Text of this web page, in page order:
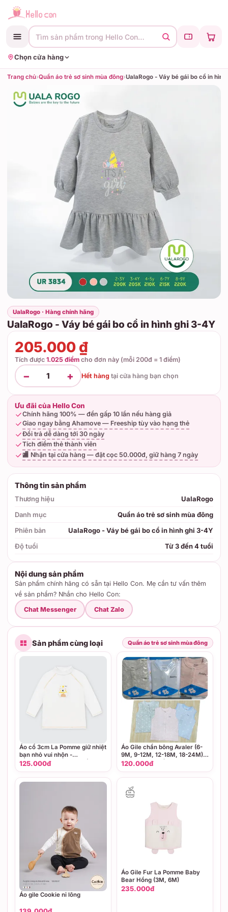
Tìm sản phẩm trong Hello Con…
Chọn cửa hàng
Trang chủ›Quần áo trẻ sơ sinh mùa đông›
UalaRogo · Hàng chính hãng
UalaRogo - Váy bé gái bo cổ in hình ghi 3-4Y
205.000 ₫
Tích được 1.025 điểm cho đơn này (mỗi 200đ = 1 điểm)
− 1 + Hết hàng tại cửa hàng bạn chọn
Ưu đãi của Hello Con
Chính hãng 100% — đền gấp 10 lần nếu hàng giả
Giao ngay bằng Ahamove — Freeship tùy vào hạng thẻ
Đổi trả dễ dàng tới 30 ngày
Tích điểm thẻ thành viên
🏬 Nhận tại cửa hàng — đặt cọc 50.000đ, giữ hàng 7 ngày
Thông tin sản phẩm
Thương hiệu
UalaRogo
Danh mục
Quần áo trẻ sơ sinh mùa đông
Phiên bản
UalaRogo - Váy bé gái bo cổ in hình ghi 3-4Y
Độ tuổi
Từ 3 đến 4 tuổi
Nội dung sản phẩm
Sản phẩm chính hãng có sẵn tại Hello Con. Mẹ cần tư vấn thêm
về sản phẩm? Nhắn cho Hello Con:
Chat Messenger
Chat Zalo
Sản phẩm cùng loại Quần áo trẻ sơ sinh mùa đông
Áo cổ 3cm La Pomme giữ nhiệt
bạn nhỏ vui nhộn -
6,9,12,18M,3Y,4Y,5Y Trắng
125.000đ
Áo Gile chần bông Avaler (6-
9M, 9-12M, 12-18M, 18-24M),
Avaler (Màu Hồng, Ghi)
120.000đ
Áo gile Cookie nỉ lông
Áo Gile Fur La Pomme Baby
Bear Hồng (3M, 6M)
235.000đ